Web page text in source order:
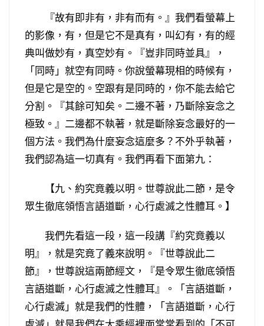
『故有即非有，非有而有。』我們看螢幕上
的影像，有，但是它不是真有，叫幻有，有的經
典叫做妙有，真空妙有。『豈非同時並具』，
「同時」就空有同時。你說螢幕現相的時候有，
但是它是空的。空跟有是同時的，你不能去給它
分割。『其餘可知矣。二邊不著，乃斷除妄念之
極致。』二邊都不執著，就是斷除妄念最好的一
個方法。我們為什麼妄念這麼多？不外乎執著，
我們認為這一切真有。我們再看下面第九：
【九、約究竟義以明。世尊說此二節，是令
眾生徹底領悟言語道斷，心行處滅之性體耳。】
我們先看這一段，這一段講『約究竟義以
明』，就是究竟了義來說明。『世尊說此二
節』，世尊說這兩節經文，『是令眾生徹底領悟
言語道斷，心行處滅之性體耳』。「言語道斷，
心行處滅」就是我們的性體，「言語道斷，心行